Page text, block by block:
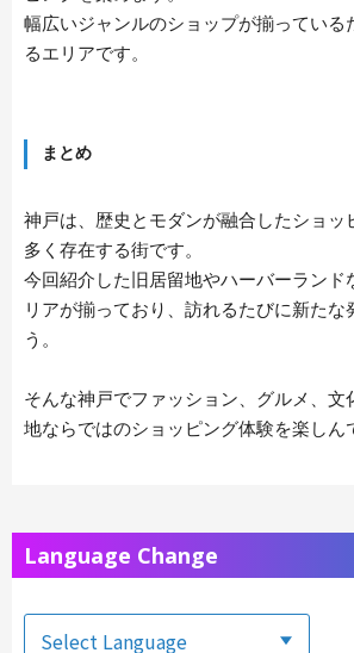
幅広いジャンルのショップが揃っている
るエリアです。
まとめ
神戸は、歴史とモダンが融合したショッ
多く存在する街です。
今回紹介した旧居留地やハーバーランド
リアが揃っており、訪れるたびに新たな
う。
そんな神戸でファッション、グルメ、文
地ならではのショッピング体験を楽しん
Language Change